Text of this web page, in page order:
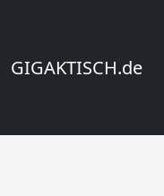
GIGAKTISCH.de